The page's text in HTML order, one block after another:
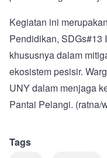
Kegiatan ini
Pendidikan, SDGs#13
khususnya dalam
ekosistem pesisir.
UNY dalam menjaga
Pantai Pelangi. (ratna/
Tags